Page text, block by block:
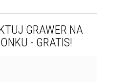
GRAWER NA
- GRATIS!